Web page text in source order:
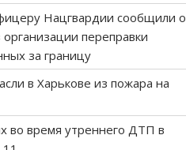
Нацгвардии сообщили о
переправки
за границу
в Харькове из пожара на
во время утреннего ДТП в